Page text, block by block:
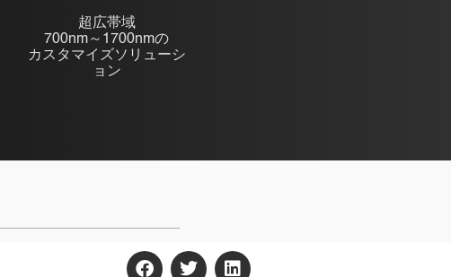
超広帯域
700nm～1700nmの
カスタマイズソリューシ
ョン